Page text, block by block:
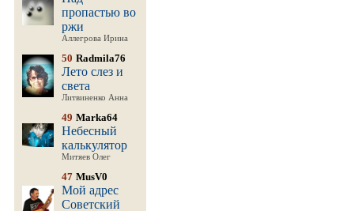
пропастью во
ржи
Аллегрова Ирина
50 Radmila76
Лето слез и
света
Литвиненко Анна
49 Marka64
Небесный
калькулятор
Митяев Олег
47 MusV0
Мой адрес
Советский